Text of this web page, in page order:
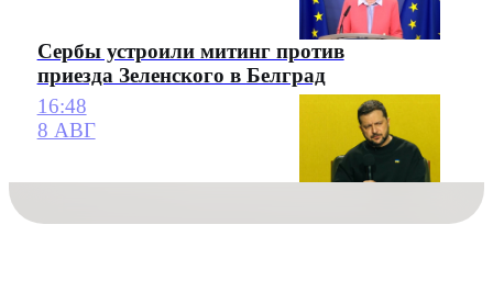
Сербы устроили митинг против
приезда Зеленского в Белград
16:48
8 АВГ